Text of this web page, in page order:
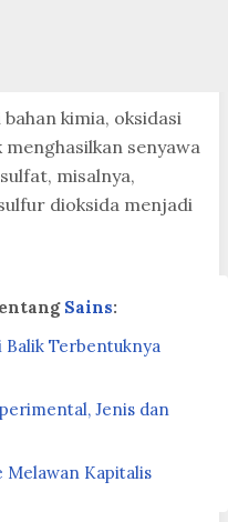
kimia, oksidasi
senyawa
misalnya,
dioksida menjadi
Sains:
Balik Terbentuknya
Jenis dan
Melawan Kapitalis